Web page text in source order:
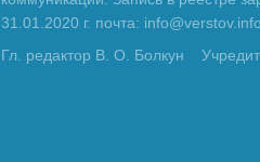
31.01.2020 г. почта:
Гл. редактор В. О. Болкун